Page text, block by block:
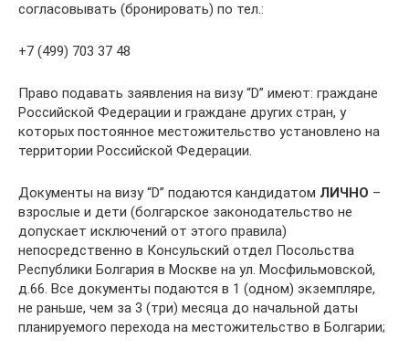
согласовывать (бронировать) по тел.:
+7 (499) 703 37 48
Право подавать заявления на визу “D” имеют: граждане
Российской Федерации и граждане других стран, у
которых постоянное местожительство установлено на
территории Российской Федерации.
Документы на визу “D” подаются кандидатом ЛИЧНО –
взрослые и дети (болгарское законодательство не
допускает исключений от этого правила)
непосредственно в Консульский отдел Посольства
Республики Болгария в Москве на ул. Мосфильмовской,
д.66. Все документы подаются в 1 (одном) экземпляре,
не раньше, чем за 3 (три) месяца до начальной даты
планируемого перехода на местожительство в Болгарии;